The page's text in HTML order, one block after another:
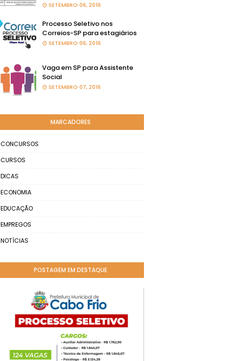
SETEMBRO 06, 2016
Processo Seletivo nos
Correios-SP para estagiários
SETEMBRO 06, 2016
Vaga em SP para Assistente
Social
SETEMBRO 07, 2016
MARCADORES
CONCURSOS
CURSOS
DICAS
ECONOMIA
EDUCAÇÃO
EMPREGOS
NOTÍCIAS
POSTAGEM EM DESTAQUE